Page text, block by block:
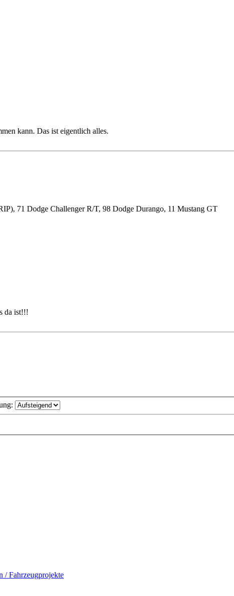
kann. Das ist eigentlich alles.
71 Dodge Challenger R/T, 98 Dodge Durango, 11 Mustang GT
da ist!!!
/ Fahrzeugprojekte